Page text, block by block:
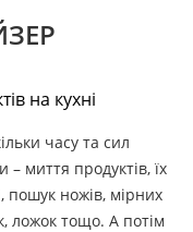
часу та сил
миття продуктів, їх
пошук ножів, мірних
ложок тощо. А потім